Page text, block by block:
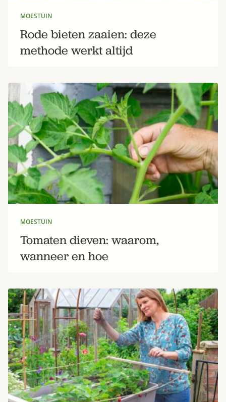
MOESTUIN
Rode bieten zaaien: deze
methode werkt altijd
MOESTUIN
Tomaten dieven: waarom,
wanneer en hoe